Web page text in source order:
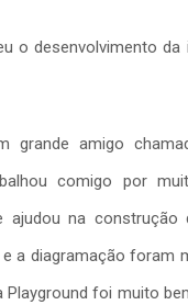
o desenvolvimento da
grande amigo
comigo por
ajudou na construção
a diagramação foram
Playground foi muito